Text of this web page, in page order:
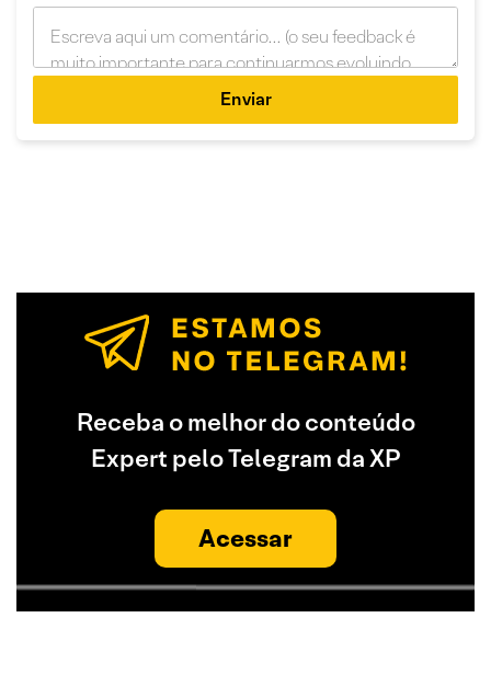
Enviar
Receba o melhor do conteúdo
Expert pelo Telegram da XP
Acessar